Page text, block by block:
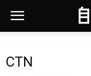
CTN